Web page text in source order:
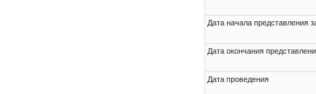
Дата начала представления
Дата окончания
Дата проведения